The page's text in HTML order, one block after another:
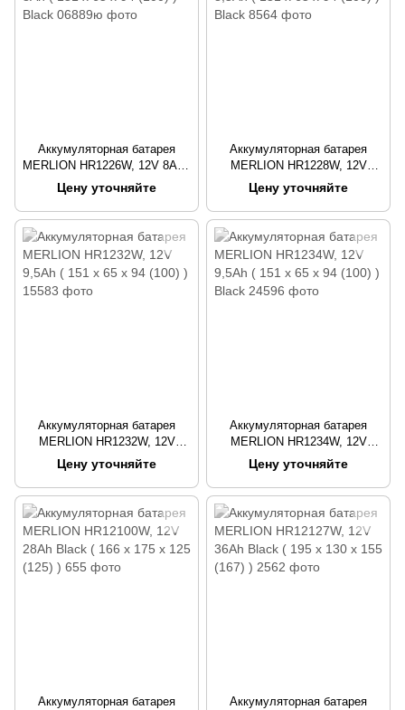
Аккумуляторная батарея
MERLION HR1226W, 12V 8Ah (
151 х 65 х 94 (100) ) Black
Цену уточняйте
Аккумуляторная батарея
MERLION HR1228W, 12V
8,5Ah ( 151 х 65 х 94 (100) )
Black
Цену уточняйте
Аккумуляторная батарея
MERLION HR1232W, 12V
9,5Ah ( 151 х 65 х 94 (100) )
Цену уточняйте
Аккумуляторная батарея
MERLION HR1234W, 12V
9,5Ah ( 151 х 65 х 94 (100) )
Black
Цену уточняйте
Аккумуляторная батарея
Аккумуляторная батарея